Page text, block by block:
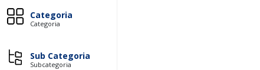
Categoria
Categoria
Sub Categoria
Subcategoria